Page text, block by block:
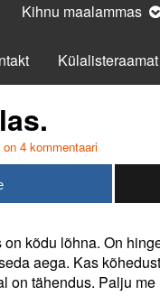
Kihnu maalammas
Külalisteraamat
4 kommentaari
kõdu lõhna. On
aega. Kas
on tähendus. Palju